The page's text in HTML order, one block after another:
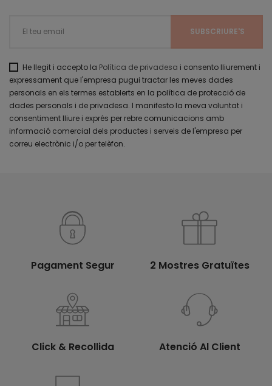
He llegit i accepto la Política de privadesa i consento lliurement i
expressament que l'empresa pugui tractar les meves dades
personals en els termes establerts en la política de protecció de
dades personals i de privadesa. I manifesto la meva voluntat i
consentiment lliure i exprés per rebre comunicacions amb
informació comercial dels productes i serveis de l'empresa per
correu electrònic i/o per telèfon.
Pagament Segur 2 Mostres Gratuïtes
Click & Recollida Atenció Al Client